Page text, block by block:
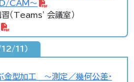
CAM～
習（Teams' 会議室）
11）
金型加工 ～測定／幾何公差・